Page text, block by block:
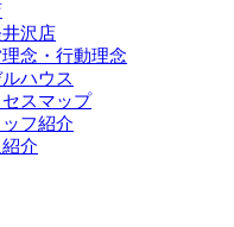
沢店
念・行動理念
ハウス
スマップ
ッフ紹介
介